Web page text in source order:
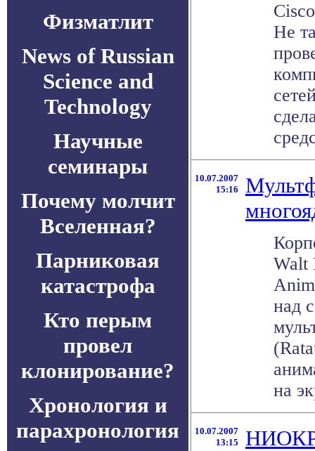
Физматлит
News of Russian
Science and
Technology
Научные
семинары
Почему молчит
Вселенная?
Парниковая
катастрофа
Кто перым
провел
клонирование?
Хронология и
парахронология
Не
10.07.2007
15:16
Walt
над
на
10.07.2007
13:15
НИОКР